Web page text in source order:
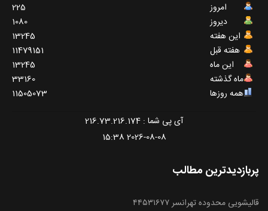
امروز
دیروز
این هفته
هفته قبل
این ماه
ماه گذشته
همه روزها
225
1080
13245
11479151
13245
33160
11505073
آی پی شما : 216.73.216.174
2026-08-08 15:38
پربازدیدترین مطالب
قالیشویی محدوده تهرانسر ۴۴۵۳۱۶۷۷